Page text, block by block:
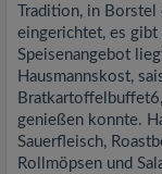
Tradition, in
eingerichtet, es gibt
Speisenangebot
Hausmannskost,
genießen konnte.
Sauerfleisch,
Rollmöpsen und